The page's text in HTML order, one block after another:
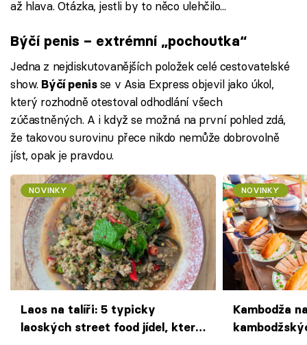
až hlava. Otázka, jestli by to něco ulehčilo...
Býčí penis – extrémní „pochoutka“
Jedna z nejdiskutovanějších položek celé cestovatelské
show. Býčí penisse v Asia Express objevil jako úkol,
který rozhodně otestoval odhodlání všech
zúčastněných. A i když se možná na první pohled zdá,
že takovou surovinu přece nikdo nemůže dobrovolně
jíst, opak je pravdou.
NOVINKY
Laos na talíři: 5 typicky
laoských street food jídel, která
NOVINKY
Kambodža